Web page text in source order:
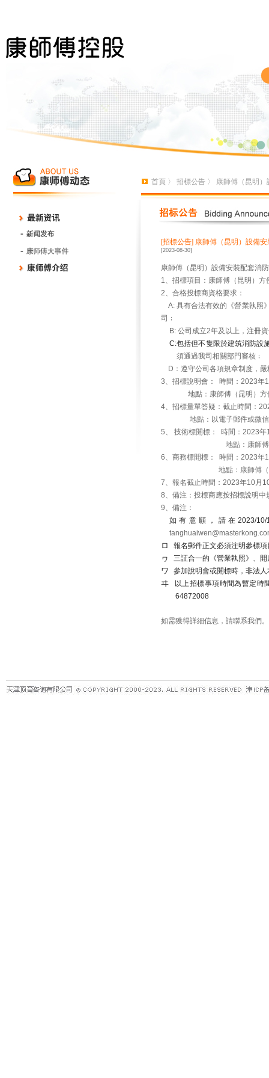
首頁 〉 招標公告 〉 康師傅（昆明
[招標公告] 康師傅（昆明）設備
[2023-08-30]
康師傅（昆明）設備安裝配套消
1、招標項目：康師傅（昆明）
2、合格投標商資格要求：
A:具有合法有效的《營業執照
司﹔
B: 公司成立2年及以上，注冊
C:包括但不隻限於建筑消防設
須通過我司相關部門審核﹔
D ：遵守公司各項規章制度，
3、招標說明會： 時間： 2023年
地點：康師傅（昆明）
4、招標量單答疑：截止時間：
地點：以電子郵件或微
5、 技術標開標： 時間： 2023年
地點：康師
6、商務標開標： 時間： 2023年
地點：康師傅
7、報名截止時間： 2023年10月
8、備注：投標商應按招標說明
9、備注：
如有意願，請在2023/10/
ロ 報名郵件正文必須注明參標
ヮ 三証合一的《營業執照》、
ワ 參加說明會或開標時，非法
ヰ
以上招標事項時間為暫定時
64872008
如需獲得詳細信息，請聯系我們。